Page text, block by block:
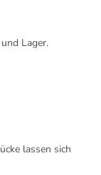
Lager.
lassen sich